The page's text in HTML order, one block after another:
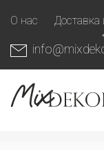
О нас Доставка